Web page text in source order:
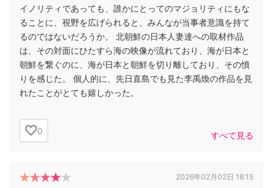
イノリティであっても、誰かにとってのマジョリティにもな
ることに、視野を広げられると、みんなが当事者意識を持て
るのではないだろうか。 北朝鮮の日本人妻達への取材作品
は、その対面にひたすら海の映像が流れており、海が日本と
朝鮮を繋ぐのに、海が日本と朝鮮を切り離しており、その憤
りを感じた。 個人的に、先日直島でも見た李禹煥の作品を見
れたことがとても嬉しかった。
0 すべて見る
2026年02月02日 18:15